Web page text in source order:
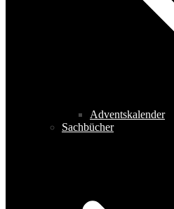
Adventskalender
Sachbücher